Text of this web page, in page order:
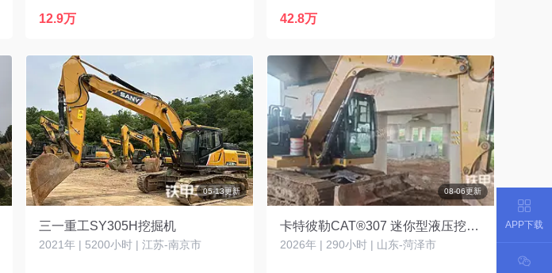
12.9万 42.8万
05-13更新
三一重工SY305H挖掘机
2021年 | 5200小时 | 江苏-南京市
08-06更新
卡特彼勒CAT®307 迷你型液压挖掘机
2026年 | 290小时 | 山东-菏泽市
APP下载